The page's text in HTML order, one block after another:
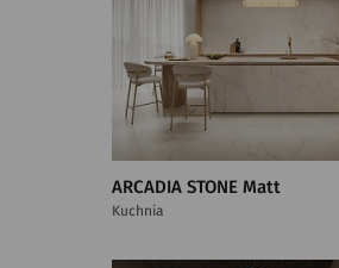
ARCADIA STONE Matt
Kuchnia